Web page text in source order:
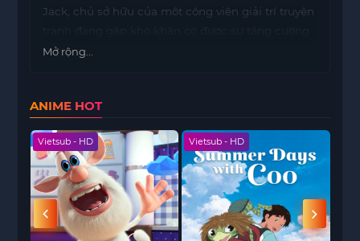
Jack, chủ sở hữu của một công viên giải trí truyện
rất cần thiết nhờ một số hạt ma thuật bí ẩn
Mở rộng...
ANIME HOT
Vietsub - HD Vietsub - HD